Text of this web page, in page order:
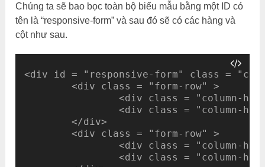
Chúng ta sẽ bao bọc toàn bộ biểu mẫu bằng một ID có
tên là “responsive-form” và sau đó sẽ có các hàng và
cột như sau.
<div id = "responsive-form" class =
	<div class = "form-row" >
		<div class = "column-half" > Họ* [text* last-name] </div>
		<div class = "column-half" > Tên* [text* first-name] </div>
	</div>
	<div class = "form-row" >
		<div class = "column-half" > Email* [email* your-email] </div>
		<div class = "column-half" > Điện thoại* [text* your-phone] </div>